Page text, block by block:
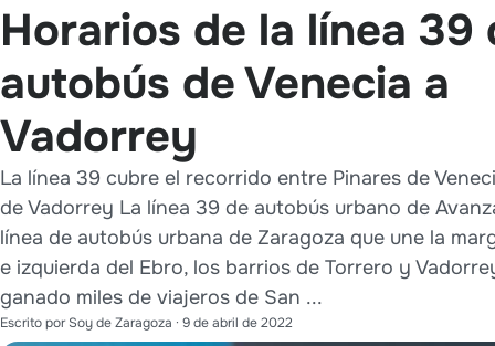
Horarios de la línea 39
autobús de Venecia a
Vadorrey
La línea 39 cubre el recorrido entre Pinares de
de Vadorrey La línea 39 de autobús urbano de
línea de autobús urbana de Zaragoza que une la
e izquierda del Ebro, los barrios de Torrero y
ganado miles de viajeros de San ...
Escrito porSoy de Zaragoza · 9 de abril de 2022